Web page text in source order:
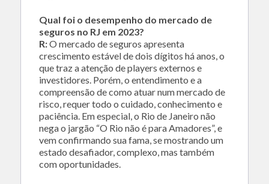
Qual foi o desempenho do mercado de
seguros no RJ em 2023?
R:O mercado de seguros apresenta
crescimento estável de dois dígitos há anos, o
que traz a atenção de players externos e
investidores. Porém, o entendimento e a
compreensão de como atuar num mercado de
risco, requer todo o cuidado, conhecimento e
paciência. Em especial, o Rio de Janeiro não
nega o jargão “O Rio não é para Amadores”, e
vem confirmando sua fama, se mostrando um
estado desafiador, complexo, mas também
com oportunidades.